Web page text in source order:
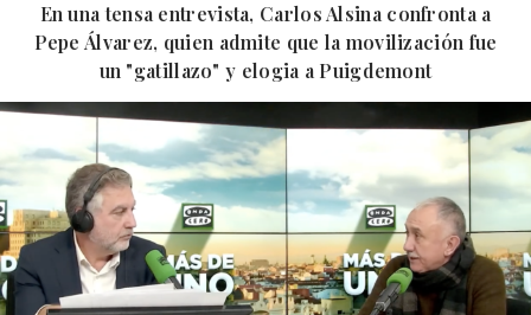
En una tensa entrevista, Carlos Alsina confronta a
Pepe Álvarez, quien admite que la movilización fue
un "gatillazo" y elogia a Puigdemont